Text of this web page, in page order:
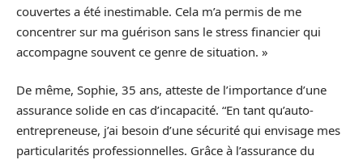
couvertes a été inestimable. Cela m’a permis de me
concentrer sur ma guérison sans le stress financier qui
accompagne souvent ce genre de situation. »
De même, Sophie, 35 ans, atteste de l’importance d’une
assurance solide en cas d’incapacité. “En tant qu’auto-
entrepreneuse, j’ai besoin d’une sécurité qui envisage mes
particularités professionnelles. Grâce à l’assurance du